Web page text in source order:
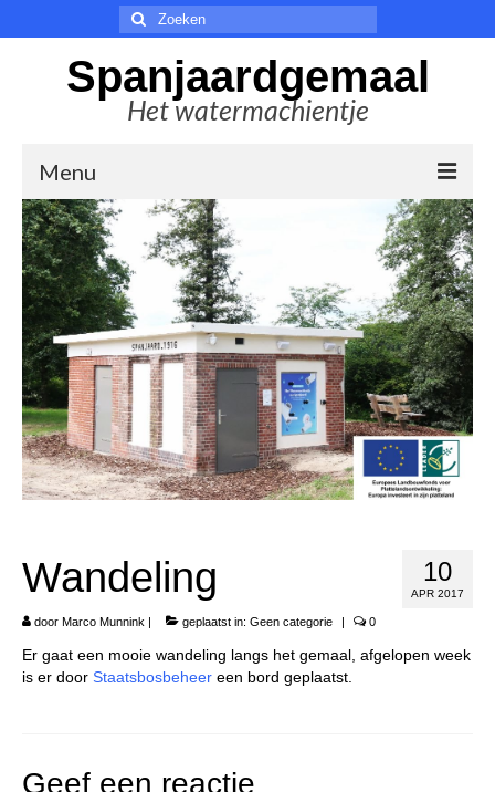
Zoeken
naar:
Spanjaardgemaal
Het watermachientje
Menu
Welkom
De stichting
Nieuws
In de media
Educatie
Sponsoren
Vrienden
10
APR 2017
Wandeling
door Marco Munnink | geplaatst in: Geen categorie | 0
Er gaat een mooie wandeling langs het gemaal, afgelopen week
is er door Staatsbosbeheer een bord geplaatst.
Geef een reactie